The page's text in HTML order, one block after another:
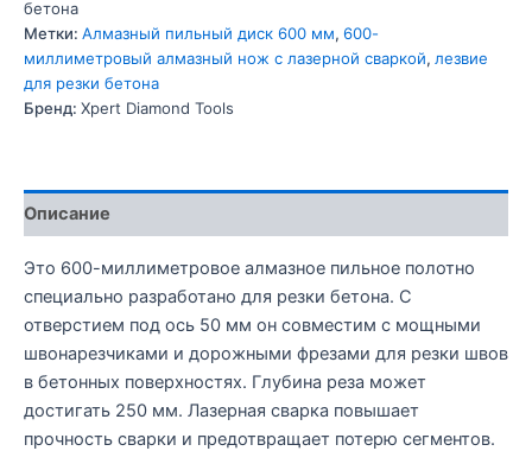
бетона
Метки: Алмазный пильный диск 600 мм, 600-
миллиметровый алмазный нож с лазерной сваркой, лезвие
для резки бетона
Бренд: Xpert Diamond Tools
Описание
Это 600-миллиметровое алмазное пильное полотно
специально разработано для резки бетона. С
отверстием под ось 50 мм он совместим с мощными
швонарезчиками и дорожными фрезами для резки швов
в бетонных поверхностях. Глубина реза может
достигать 250 мм. Лазерная сварка повышает
прочность сварки и предотвращает потерю сегментов.